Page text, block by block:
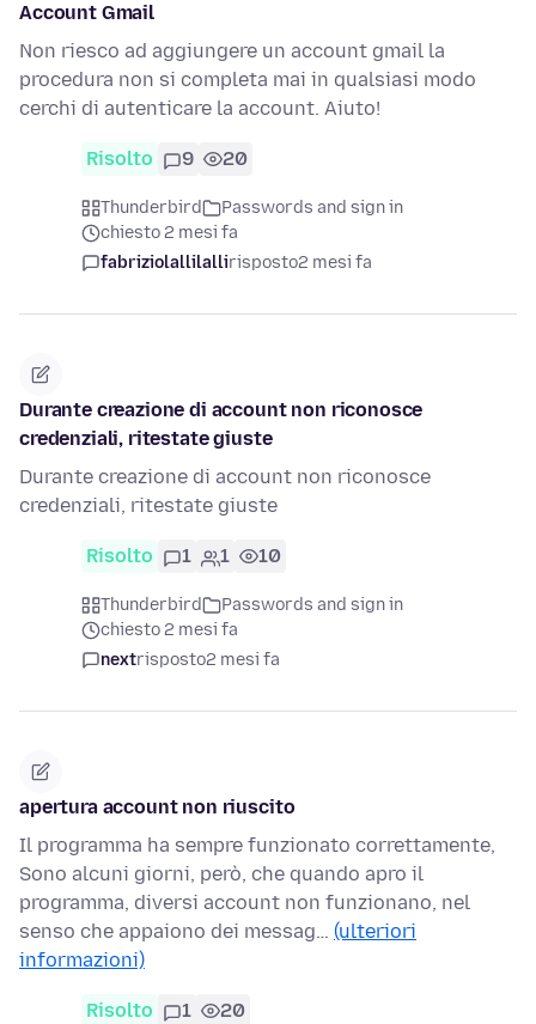
Account Gmail
Non riesco ad aggiungere un account gmail la
procedura non si completa mai in qualsiasi modo
cerchi di autenticare la account. Aiuto!
Risolto 9 20
Thunderbird
Passwords and sign in
chiesto 2 mesi fa
fabriziolallilallirisposto2 mesi fa
Durante creazione di account non riconosce
credenziali, ritestate giuste
Durante creazione di account non riconosce
credenziali, ritestate giuste
Risolto 1 1 10
Thunderbird
Passwords and sign in
chiesto 2 mesi fa
nextrisposto2 mesi fa
apertura account non riuscito
Il programma ha sempre funzionato correttamente,
Sono alcuni giorni, però, che quando apro il
programma, diversi account non funzionano, nel
senso che appaiono dei messag… (ulteriori
informazioni)
Risolto 1 20